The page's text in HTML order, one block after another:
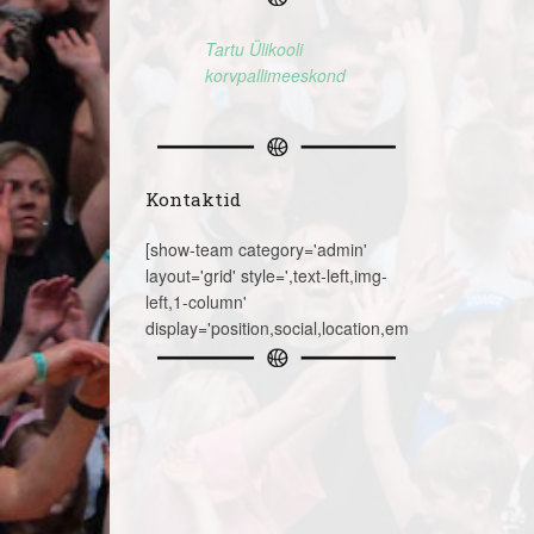
Tartu Ülikooli
korvpallimeeskond
Kontaktid
[show-team category='admin'
layout='grid' style=',text-left,img-
left,1-column'